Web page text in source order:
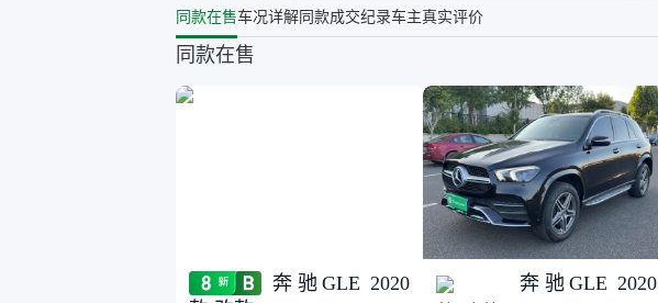
同款在售车况详解同款成交纪录车主真实评价
同款在售
奔驰GLE 2020
奔驰GLE 2020